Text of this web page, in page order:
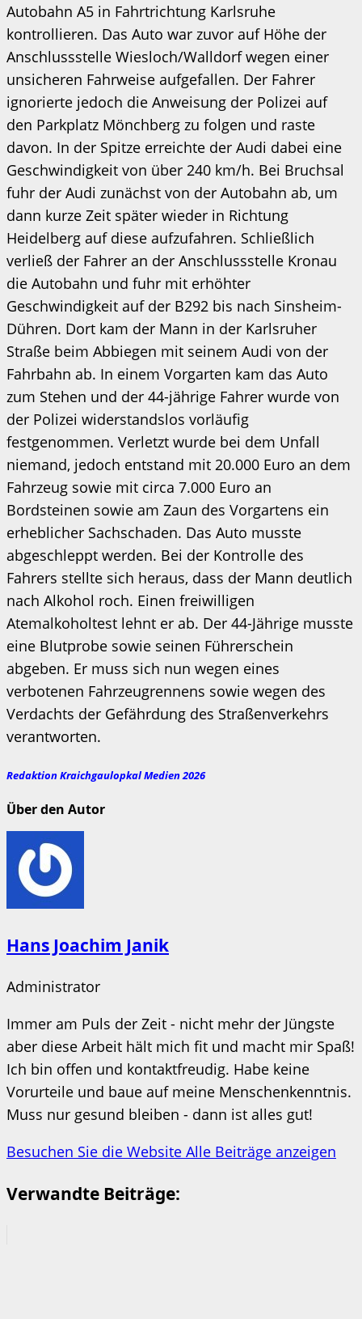
Autobahn A5 in Fahrtrichtung Karlsruhe
kontrollieren. Das Auto war zuvor auf Höhe der
Anschlussstelle Wiesloch/Walldorf wegen einer
unsicheren Fahrweise aufgefallen. Der Fahrer
ignorierte jedoch die Anweisung der Polizei auf
den Parkplatz Mönchberg zu folgen und raste
davon. In der Spitze erreichte der Audi dabei eine
Geschwindigkeit von über 240 km/h. Bei Bruchsal
fuhr der Audi zunächst von der Autobahn ab, um
dann kurze Zeit später wieder in Richtung
Heidelberg auf diese aufzufahren. Schließlich
verließ der Fahrer an der Anschlussstelle Kronau
die Autobahn und fuhr mit erhöhter
Geschwindigkeit auf der B292 bis nach Sinsheim-
Dühren. Dort kam der Mann in der Karlsruher
Straße beim Abbiegen mit seinem Audi von der
Fahrbahn ab. In einem Vorgarten kam das Auto
zum Stehen und der 44-jährige Fahrer wurde von
der Polizei widerstandslos vorläufig
festgenommen. Verletzt wurde bei dem Unfall
niemand, jedoch entstand mit 20.000 Euro an dem
Fahrzeug sowie mit circa 7.000 Euro an
Bordsteinen sowie am Zaun des Vorgartens ein
erheblicher Sachschaden. Das Auto musste
abgeschleppt werden. Bei der Kontrolle des
Fahrers stellte sich heraus, dass der Mann deutlich
nach Alkohol roch. Einen freiwilligen
Atemalkoholtest lehnt er ab. Der 44-Jährige musste
eine Blutprobe sowie seinen Führerschein
abgeben. Er muss sich nun wegen eines
verbotenen Fahrzeugrennens sowie wegen des
Verdachts der Gefährdung des Straßenverkehrs
verantworten.
Redaktion Kraichgaulopkal Medien 2026
Über den Autor
Hans Joachim Janik
Administrator
Immer am Puls der Zeit - nicht mehr der Jüngste
aber diese Arbeit hält mich fit und macht mir Spaß!
Ich bin offen und kontaktfreudig. Habe keine
Vorurteile und baue auf meine Menschenkenntnis.
Muss nur gesund bleiben - dann ist alles gut!
Besuchen Sie die Website Alle Beiträge anzeigen
Verwandte Beiträge: